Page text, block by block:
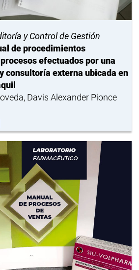
y Control de Gestión
de procedimientos
efectuados por una
consultoría externa ubicada en
Davis Alexander Pionce